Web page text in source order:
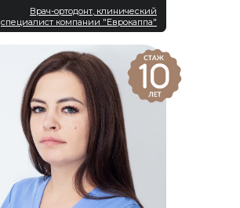
Врач-ортодонт, клинический
специалист компании "Еврокаппа"